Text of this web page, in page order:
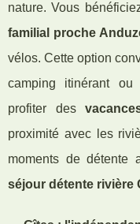
nature. Vous
familial proche
vélos. Cette option
camping itinérant ou
profiter des
proximité avec les
moments de
séjour détente rivière